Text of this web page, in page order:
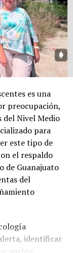
es una
preocupación,
Nivel Medio
para
este tipo de
el respaldo
de Guanajuato
del
identificar